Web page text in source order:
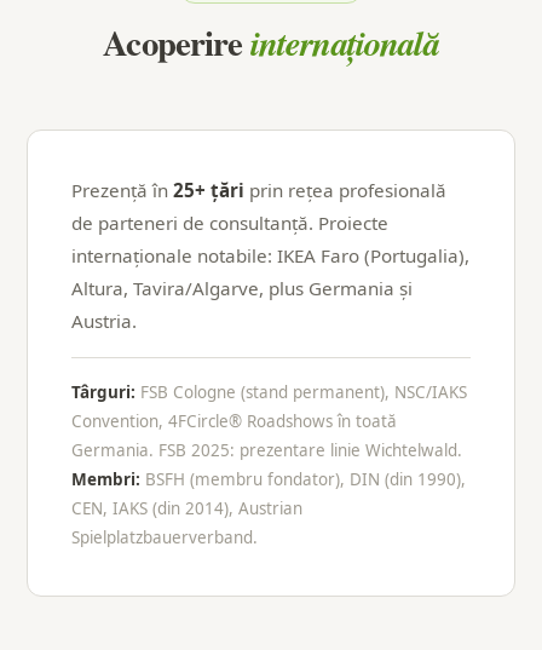
Acoperireinternațională
Prezență în25+ țări prin rețea profesională
de parteneri de consultanță. Proiecte
internaționale notabile: IKEA Faro (Portugalia),
Altura, Tavira/Algarve, plus Germania și
Austria.
Târguri: FSB Cologne (stand permanent), NSC/IAKS
Convention, 4FCircle® Roadshows în toată
Germania. FSB 2025: prezentare linie Wichtelwald.
Membri: BSFH (membru fondator), DIN (din 1990),
CEN, IAKS (din 2014), Austrian
Spielplatzbauerverband.